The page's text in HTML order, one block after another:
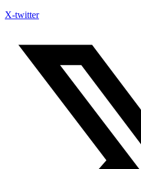
X-twitter